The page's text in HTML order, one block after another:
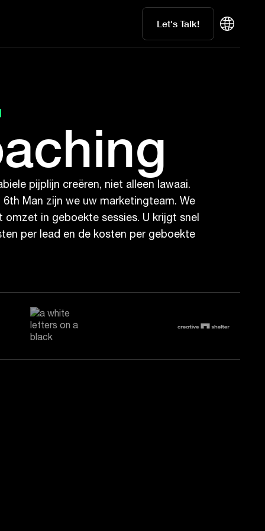
Let's Talk!
pijplijn creëren, niet alleen lawaai.
Man zijn we uw marketingteam. We
in geboekte sessies. U krijgt snel
per lead en de kosten per geboekte